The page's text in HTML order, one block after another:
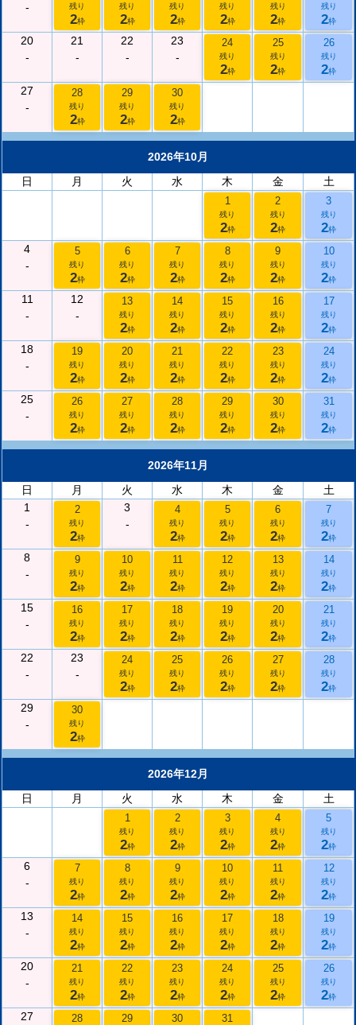
- 残り
2枠
残り
2枠
残り
2枠
残り
2枠
残り
2枠
残り
2枠
20
-
21
-
22
-
23
-
24
残り
2枠
25
残り
2枠
26
残り
2枠
27
-
28
残り
2枠
29
残り
2枠
30
残り
2枠
2026年10月
日
月 火 水 木 金 土
1
残り
2枠
2
残り
2枠
3
残り
2枠
4
-
5
残り
2枠
6
残り
2枠
7
残り
2枠
8
残り
2枠
9
残り
2枠
10
残り
2枠
11
-
12
-
13
残り
2枠
14
残り
2枠
15
残り
2枠
16
残り
2枠
17
残り
2枠
18
-
19
残り
2枠
20
残り
2枠
21
残り
2枠
22
残り
2枠
23
残り
2枠
24
残り
2枠
25
-
26
残り
2枠
27
残り
2枠
28
残り
2枠
29
残り
2枠
30
残り
2枠
31
残り
2枠
2026年11月
日
月 火 水 木 金
土
1
-
2
残り
2枠
3
-
4
残り
2枠
5
残り
2枠
6
残り
2枠
7
残り
2枠
8
-
9
残り
2枠
10
残り
2枠
11
残り
2枠
12
残り
2枠
13
残り
2枠
14
残り
2枠
15
-
16
残り
2枠
17
残り
2枠
18
残り
2枠
19
残り
2枠
20
残り
2枠
21
残り
2枠
22
-
23
-
24
残り
2枠
25
残り
2枠
26
残り
2枠
27
残り
2枠
28
残り
2枠
29
-
30
残り
2枠
2026年12月
日
月 火 水 木 金 土
1
残り
2枠
2
残り
2枠
3
残り
2枠
4
残り
2枠
5
残り
2枠
6
-
7
残り
2枠
8
残り
2枠
9
残り
2枠
10
残り
2枠
11
残り
2枠
12
残り
2枠
13
-
14
残り
2枠
15
残り
2枠
16
残り
2枠
17
残り
2枠
18
残り
2枠
19
残り
2枠
20
-
21
残り
2枠
22
残り
2枠
23
残り
2枠
24
残り
2枠
25
残り
2枠
26
残り
2枠
27
28 29 30 31